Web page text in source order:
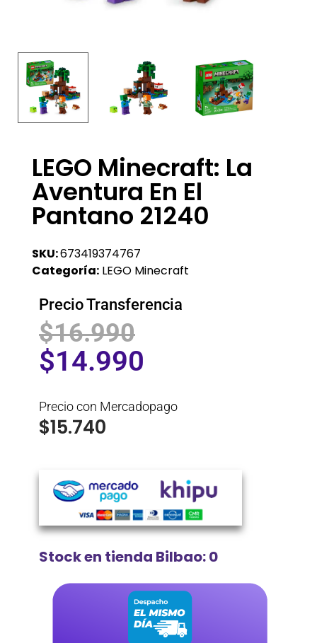
LEGO Minecraft: La
Aventura En El
Pantano 21240
SKU:673419374767
Categoría: LEGO Minecraft
Precio Transferencia
$16.990
$14.990
Precio con Mercadopago
$15.740
Stock en tienda Bilbao: 0